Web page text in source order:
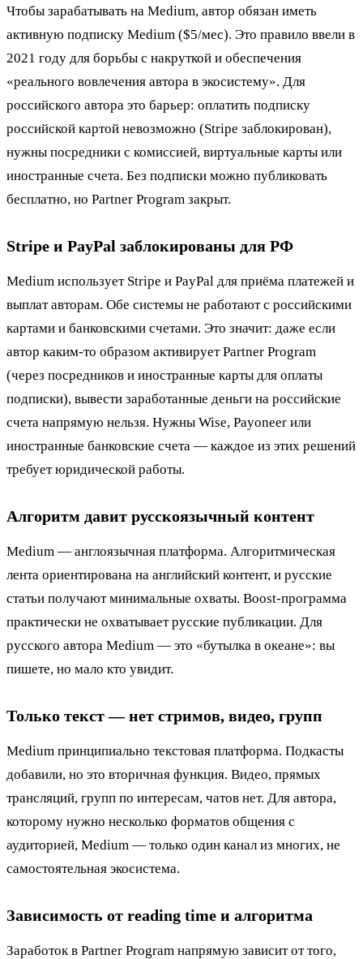
Чтобы зарабатывать на Medium, автор обязан иметь
активную подписку Medium ($5/мес). Это правило ввели в
2021 году для борьбы с накруткой и обеспечения
«реального вовлечения автора в экосистему». Для
российского автора это барьер: оплатить подписку
российской картой невозможно (Stripe заблокирован),
нужны посредники с комиссией, виртуальные карты или
иностранные счета. Без подписки можно публиковать
бесплатно, но Partner Program закрыт.
Stripe и PayPal заблокированы для РФ
Medium использует Stripe и PayPal для приёма платежей и
выплат авторам. Обе системы не работают с российскими
картами и банковскими счетами. Это значит: даже если
автор каким-то образом активирует Partner Program
(через посредников и иностранные карты для оплаты
подписки), вывести заработанные деньги на российские
счета напрямую нельзя. Нужны Wise, Payoneer или
иностранные банковские счета — каждое из этих решений
требует юридической работы.
Алгоритм давит русскоязычный контент
Medium — англоязычная платформа. Алгоритмическая
лента ориентирована на английский контент, и русские
статьи получают минимальные охваты. Boost-программа
практически не охватывает русские публикации. Для
русского автора Medium — это «бутылка в океане»: вы
пишете, но мало кто увидит.
Только текст — нет стримов, видео, групп
Medium принципиально текстовая платформа. Подкасты
добавили, но это вторичная функция. Видео, прямых
трансляций, групп по интересам, чатов нет. Для автора,
которому нужно несколько форматов общения с
аудиторией, Medium — только один канал из многих, не
самостоятельная экосистема.
Зависимость от reading time и алгоритма
Заработок в Partner Program напрямую зависит от того,